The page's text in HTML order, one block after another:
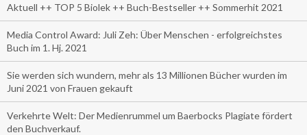
Aktuell ++ TOP 5 Biolek ++ Buch-Bestseller ++ Sommerhit 2021
Media Control Award: Juli Zeh: Über Menschen - erfolgreichstes
Buch im 1. Hj. 2021
Sie werden sich wundern, mehr als 13 Millionen Bücher wurden im
Juni 2021 von Frauen gekauft
Verkehrte Welt: Der Medienrummel um Baerbocks Plagiate fördert
den Buchverkauf.